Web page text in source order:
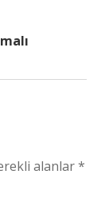
alanlar*